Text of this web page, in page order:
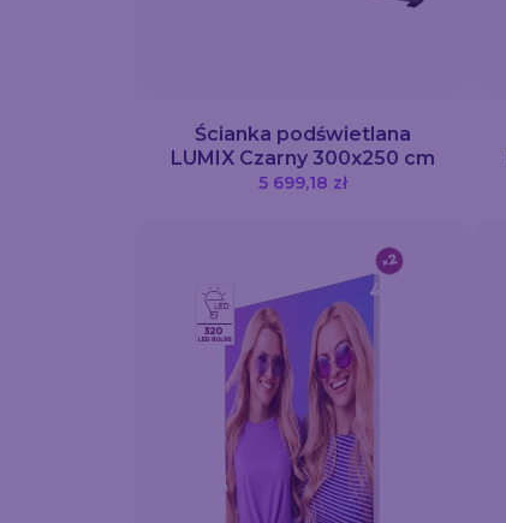
Ścianka podświetlana
LUMIX Czarny 300x250 cm
5 699,18 zł